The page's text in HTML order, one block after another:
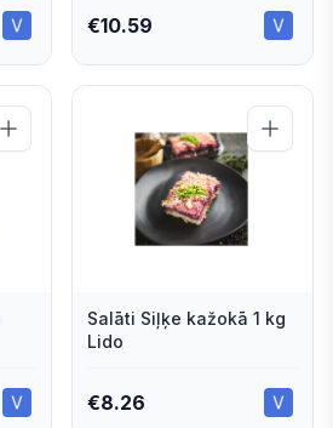
€10.59
Salāti Siļķe kažokā 1 kg
Lido
€8.26